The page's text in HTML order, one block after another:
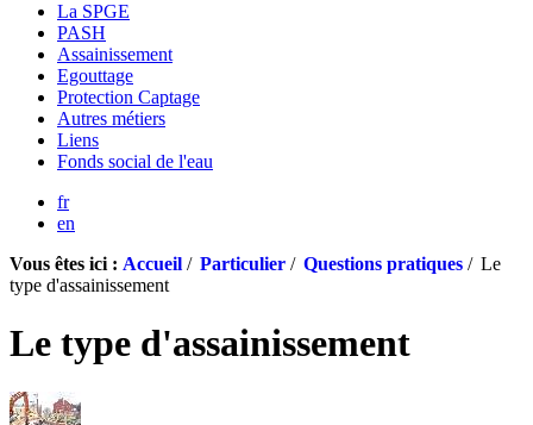
La SPGE
PASH
Assainissement
Egouttage
Protection Captage
Autres métiers
Liens
Fonds social de l'eau
fr
en
Vous êtes ici : Accueil / Particulier / Questions pratiques / Le
type d'assainissement
Le type d'assainissement